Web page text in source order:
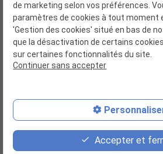
Siret :
Plan du site
Mentions
de marketing selon vos préférences.
paramètres de cookies à tout moment
'Gestion des cookies' situé en bas de
que la désactivation de certains
sur certaines fonctionnalités du site.
Continuer sans accepter
Accepter et